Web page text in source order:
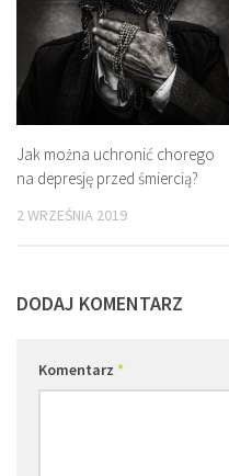
Jak można uchronić chorego
na depresję przed śmiercią?
2 WRZEŚNIA 2019
DODAJ KOMENTARZ
Komentarz *